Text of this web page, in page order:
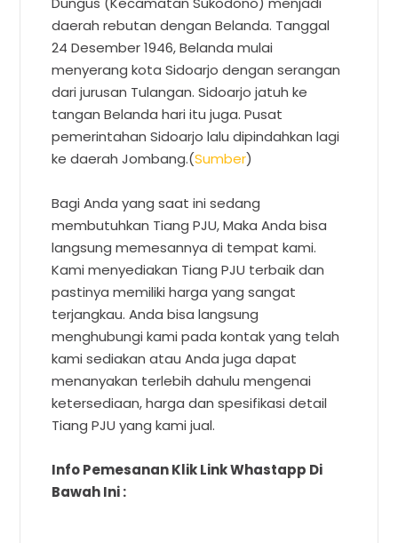
daerah rebutan dengan Belanda. Tanggal
24 Desember 1946, Belanda mulai
menyerang kota Sidoarjo dengan serangan
dari jurusan Tulangan. Sidoarjo jatuh ke
tangan Belanda hari itu juga. Pusat
pemerintahan Sidoarjo lalu dipindahkan lagi
ke daerah Jombang.(Sumber)
Bagi Anda yang saat ini sedang
membutuhkan Tiang PJU, Maka Anda bisa
langsung memesannya di tempat kami.
Kami menyediakan Tiang PJU terbaik dan
pastinya memiliki harga yang sangat
terjangkau. Anda bisa langsung
menghubungi kami pada kontak yang telah
kami sediakan atau Anda juga dapat
menanyakan terlebih dahulu mengenai
ketersediaan, harga dan spesifikasi detail
Tiang PJU yang kami jual.
Info Pemesanan Klik Link Whastapp Di
Bawah Ini :